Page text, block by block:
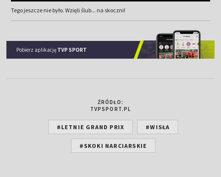
Tego jeszcze nie było. Wzięli ślub... na skoczni!
Pobierz aplikację TVP SPORT
ŹRÓDŁO:
TVPSPORT.PL
#LETNIE GRAND PRIX #WISŁA
#SKOKI NARCIARSKIE